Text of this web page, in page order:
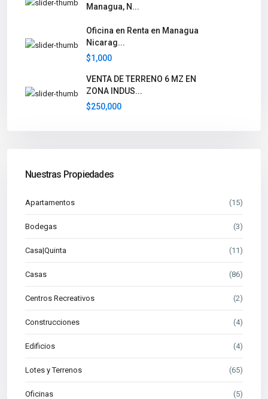
Managua, N...
Oficina en Renta en Managua
Nicarag...
$1,000
VENTA DE TERRENO 6 MZ EN
ZONA INDUS...
$250,000
Nuestras Propiedades
Apartamentos (15)
Bodegas (3)
Casa|Quinta (11)
Casas (86)
Centros Recreativos (2)
Construcciones (4)
Edificios (4)
Lotes y Terrenos (65)
Oficinas (5)